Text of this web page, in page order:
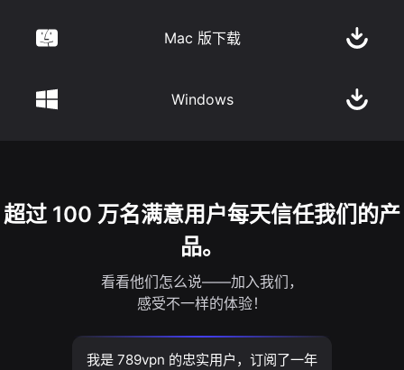
Mac 版下载
Windows
超过 100 万名满意用户每天信任我们的产
品。
看看他们怎么说——加入我们，
感受不一样的体验！
我是 789vpn 的忠实用户，订阅了一年